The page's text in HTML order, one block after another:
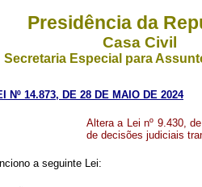
Presidência da
Casa Civil
Secretaria Especial para
Nº 14.873, DE 28 DE MAIO DE 2024
Altera a Lei nº 9.430,
de decisões judiciais
a seguinte Lei: